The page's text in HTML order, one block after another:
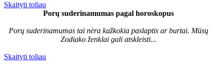
Skaityti toliau
Porų suderinamumas pagal horoskopus
Porų suderinamumas tai nėra kažkokia paslaptis ar burtai. Mūsų
Zodiako ženklai gali atskleisti...
Skaityti toliau